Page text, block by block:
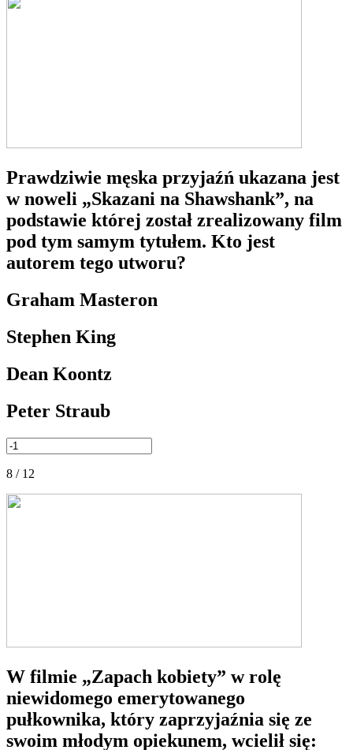
Prawdziwie męska przyjaźń ukazana jest
w noweli „Skazani na Shawshank”, na
podstawie której został zrealizowany film
pod tym samym tytułem. Kto jest
autorem tego utworu?
Graham Masteron
Stephen King
Dean Koontz
Peter Straub
8 / 12
W filmie „Zapach kobiety” w rolę
niewidomego emerytowanego
pułkownika, który zaprzyjaźnia się ze
swoim młodym opiekunem, wcielił się: